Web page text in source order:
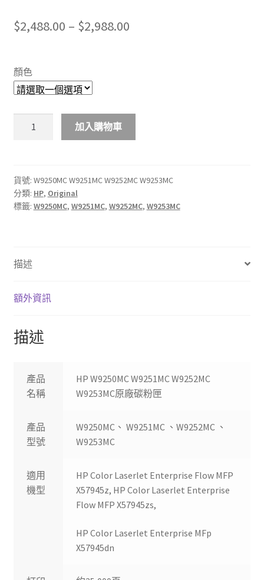
$2,488.00 – $2,988.00Price
$2,988.00
顏色
W9253MC
原
廠
數
加入購物車
貨號: W9250MC W9251MC W9252MC W9253MC
分類: HP, Original
標籤: W9250MC, W9251MC, W9252MC, W9253MC
描述
額外資訊
描述
產品
名稱
HP W9250MC W9251MC W9252MC
W9253MC原廠碳粉匣
產品
型號
W9250MC、 W9251MC 、W9252MC 、
W9253MC
適用
機型
HP Color Laserlet Enterprise Flow MFP
X57945z, HP Color Laserlet Enterprise
Flow MFP X57945zs,
HP Color Laserlet Enterprise MFp
X57945dn